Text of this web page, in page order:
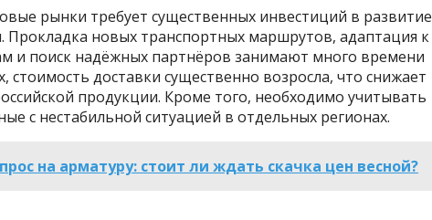
рынки требует существенных инвестиций в развитие
Прокладка новых транспортных маршрутов, адаптация к
и поиск надёжных партнёров занимают много времени
стоимость доставки существенно возросла, что снижает
продукции. Кроме того, необходимо учитывать
с нестабильной ситуацией в отдельных регионах.
на арматуру: стоит ли ждать скачка цен весной?